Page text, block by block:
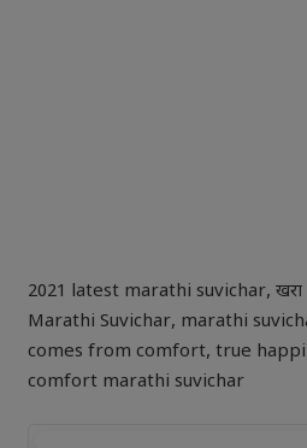
2021 latest marathi suvichar,
Marathi Suvichar, marathi
comes from comfort, true
comfort marathi suvichar